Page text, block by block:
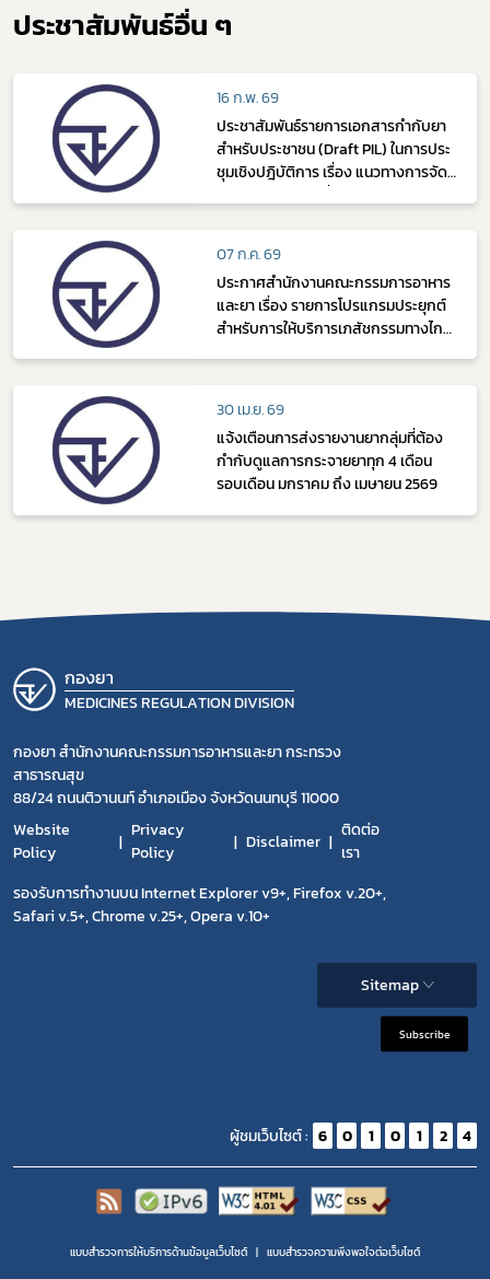
ประชาสัมพันธ์อื่น ๆ
16 ก.พ. 69
ประชาสัมพันธ์รายการเอกสารกำกับยา
สำหรับประชาชน (Draft PIL) ในการประ
ชุมเชิงปฎิบัติการ เรื่อง แนวทางการจัด
07 ก.ค. 69
ประกาศสำนักงานคณะกรรมการอาหาร
และยา เรื่อง รายการโปรแกรมประยุกต์
สำหรับการให้บริการเภสัชกรรมทางไกล
30 เม.ย. 69
แจ้งเตือนการส่งรายงานยากลุ่มที่ต้อง
กำกับดูแลการกระจายยาทุก 4 เดือน
รอบเดือน มกราคม ถึง เมษายน 2569
กองยา
MEDICINES REGULATION DIVISION
กองยา สำนักงานคณะกรรมการอาหารและยา กระทรวง
สาธารณสุข
88/24 ถนนติวานนท์ อำเภอเมือง จังหวัดนนทบุรี 11000
Website
Policy
Privacy
Policy
Disclaimer
ติดต่อ
เรา
รองรับการทำงานบน Internet Explorer v9+, Firefox v.20+,
Safari v.5+, Chrome v.25+, Opera v.10+
Sitemap
Subscribe
ผู้ชมเว็บไซต์ : 6 0 1 0 1 2 4
แบบสำรวจการให้บริการด้านข้อมูลเว็บไซต์ แบบสำรวจความพีงพอใจต่อเว็บไซต์